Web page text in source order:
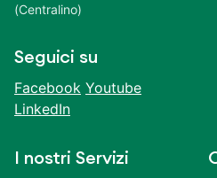
(Centralino)
Seguici su
Facebook Youtube
LinkedIn
I nostri Servizi